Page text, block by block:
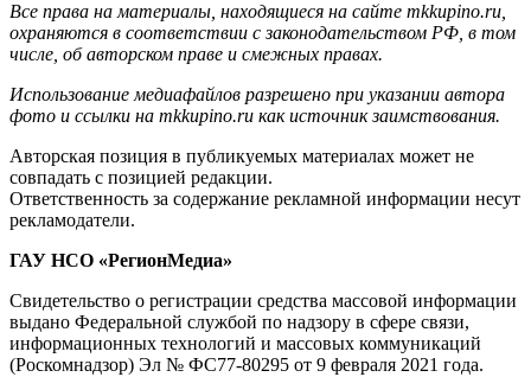
Все права на материалы, находящиеся на сайте mkkupino.ru,
охраняются в соответствии с законодательством РФ, в том
числе, об авторском праве и смежных правах.
Использование медиафайлов разрешено при указании автора
фото и ссылки на mkkupino.ru как источник заимствования.
Авторская позиция в публикуемых материалах может не
совпадать с позицией редакции.
Ответственность за содержание рекламной информации несут
рекламодатели.
ГАУ НСО «РегионМедиа»
Свидетельство о регистрации средства массовой информации
выдано Федеральной службой по надзору в сфере связи,
информационных технологий и массовых коммуникаций
(Роскомнадзор) Эл № ФС77-80295 от 9 февраля 2021 года.